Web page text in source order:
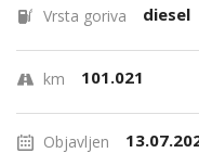
Vrsta goriva diesel
km 101.021
Objavljen